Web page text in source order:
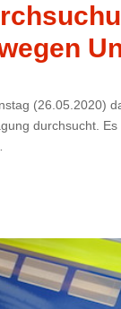
(26.05.2020)
durchsucht.